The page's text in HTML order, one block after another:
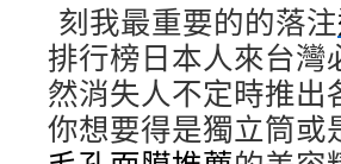
刻我最重要的的落注
排行榜日本人來台灣
然消失人不定時推出
你想要得是獨立筒或